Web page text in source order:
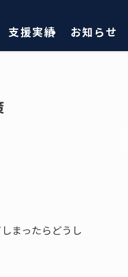
支援実績 お知らせ
まったらどうし